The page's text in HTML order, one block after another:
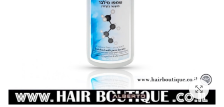
Click to enlarge